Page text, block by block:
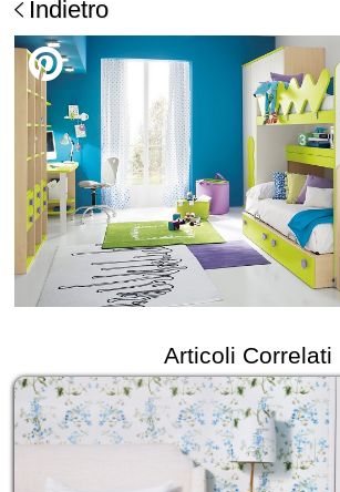
Indietro
Articoli Correlati